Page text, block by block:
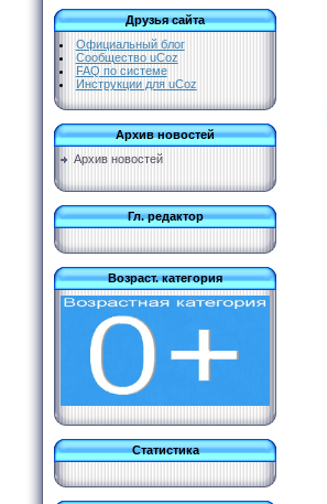
Друзья сайта
Официальный блог
Сообщество uCoz
FAQ по системе
Инструкции для uCoz
Архив новостей
Архив новостей
Гл. редактор
Возраст. категория
Статистика